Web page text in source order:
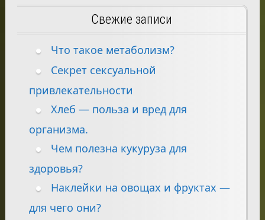
Свежие записи
Что такое метаболизм?
Секрет сексуальной
привлекательности
Хлеб — польза и вред для
организма.
Чем полезна кукуруза для
здоровья?
Наклейки на овощах и фруктах —
для чего они?